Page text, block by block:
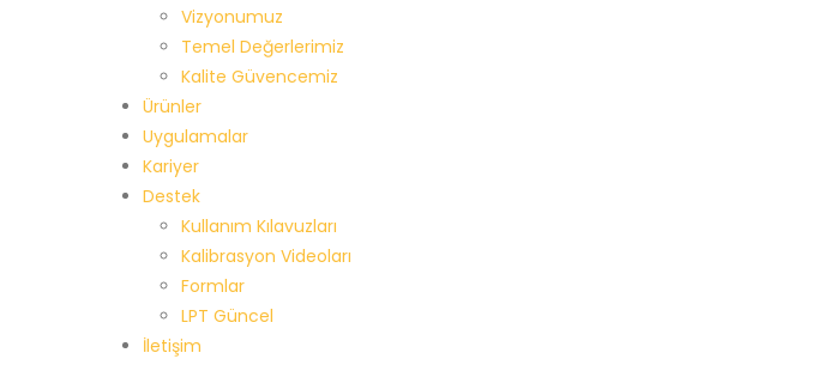
Vizyonumuz
Temel Değerlerimiz
Kalite Güvencemiz
Ürünler
Uygulamalar
Kariyer
Destek
Kullanım Kılavuzları
Kalibrasyon Videoları
Formlar
LPT Güncel
İletişim